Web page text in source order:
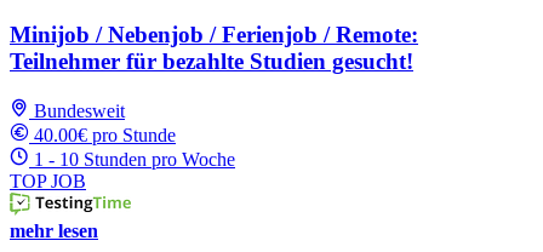
Minijob / Nebenjob / Ferienjob / Remote:
Teilnehmer für bezahlte Studien gesucht!
Bundesweit
40.00€ pro Stunde
1 - 10 Stunden pro Woche
TOP JOB
mehr lesen